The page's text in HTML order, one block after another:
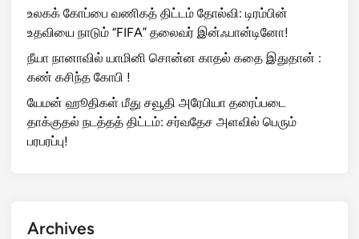
உலகக் கோப்பை வணிகத் திட்டம் தோல்வி: டிரம்பின்
உதவியை நாடும் “FIFA” தலைவர் இன்ஃபான்டினோ!
நீயா நானாவில் யாமினி சொன்ன காதல் கதை இதுதான் :
கண் கசிந்த கோபி !
யேமன் ஹூதிகள் மீது சவூதி அரேபியா தரைப்படை
தாக்குதல் நடத்தத் திட்டம்: சர்வதேச அளவில் பெரும்
பரபரப்பு!
Archives